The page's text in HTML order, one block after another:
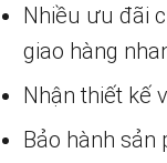
Nhiều ưu đãi
giao hàng
Nhận thiết kế
Bảo hành sản